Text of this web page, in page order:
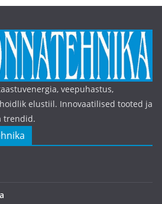
veepuhastus,
elustiil. Innovaatilised tooted ja
trendid.